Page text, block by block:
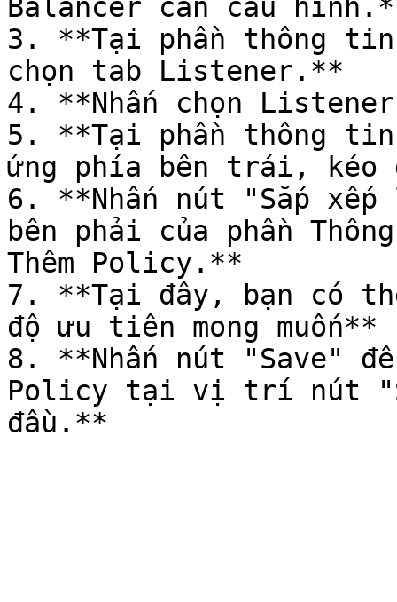
Balancer cần cấu
3. **Tại phần thông
chọn tab Listener.**
4. **Nhấn chọn
5. **Tại phần thông
ứng phía bên trái, kéo
6. **Nhấn nút "Sắp
bên phải của phần
Thêm Policy.**
7. **Tại đây, bạn có
độ ưu tiên mong muốn**
8. **Nhấn nút "Save"
Policy tại vị trí nút